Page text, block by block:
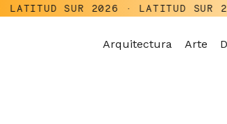
2026 · LATITUD SUR 2026 ·
Arquitectura Arte